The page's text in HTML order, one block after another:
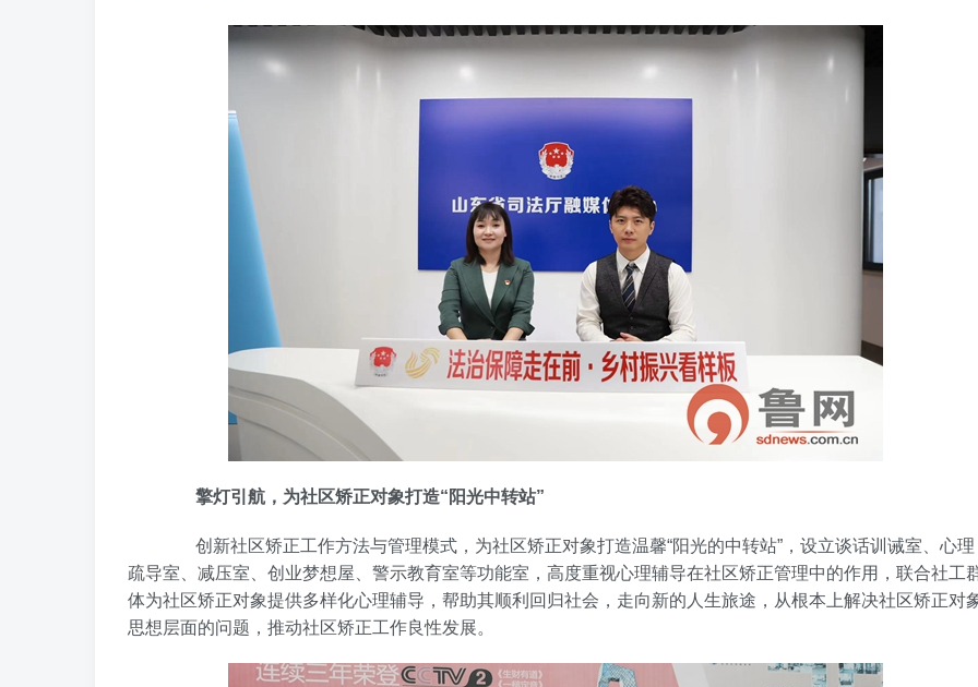
擎灯引航，为社区矫正对象打造“阳光中转站”
创新社区矫正工作方法与管理模式，为社区矫正对象打造温馨“阳光的中转站”，设立谈话训诫室、心理
疏导室、减压室、创业梦想屋、警示教育室等功能室，高度重视心理辅导在社区矫正管理中的作用，联合社工
体为社区矫正对象提供多样化心理辅导，帮助其顺利回归社会，走向新的人生旅途，从根本上解决社区矫正对
思想层面的问题，推动社区矫正工作良性发展。